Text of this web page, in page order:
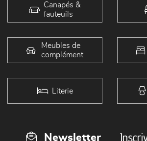
Canapés &
fauteuils
Meubles de
complément
Literie
Newsletter